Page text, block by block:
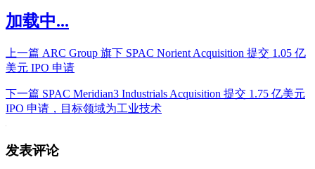
加载中...
上一篇 ARC Group 旗下 SPAC Norient Acquisition 提交 1.05 亿
美元 IPO 申请
下一篇 SPAC Meridian3 Industrials Acquisition 提交 1.75 亿美元
IPO 申请，目标领域为工业技术
发表评论